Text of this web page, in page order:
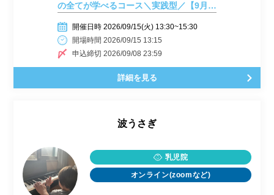
の全てが学べるコース＼実践型／【9月
開催日時 2026/09/15(火) 13:30~15:30
開場時間 2026/09/15 13:15
申込締切 2026/09/08 23:59
詳細を見る
波うさぎ
乳児院
オンライン(zoomなど)